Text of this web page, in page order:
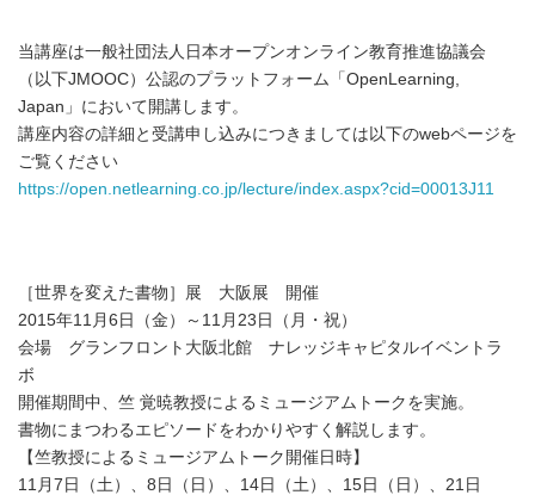
当講座は一般社団法人日本オープンオンライン教育推進協議会
（以下JMOOC）公認のプラットフォーム「OpenLearning,
Japan」において開講します。
講座内容の詳細と受講申し込みにつきましては以下のwebページを
ご覧ください
https://open.netlearning.co.jp/lecture/index.aspx?cid=00013J11
［世界を変えた書物］展 大阪展 開催
2015年11月6日（金）～11月23日（月・祝）
会場 グランフロント大阪北館 ナレッジキャピタルイベントラ
ボ
開催期間中、竺 覚暁教授によるミュージアムトークを実施。
書物にまつわるエピソードをわかりやすく解説します。
【竺教授によるミュージアムトーク開催日時】
11月7日（土）、8日（日）、14日（土）、15日（日）、21日